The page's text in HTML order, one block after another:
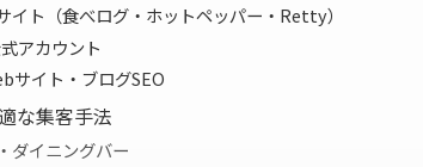
イト（食べログ・ホットペッパー・Retty）
アカウント
サイト・ブログSEO
な集客手法
ダイニングバー